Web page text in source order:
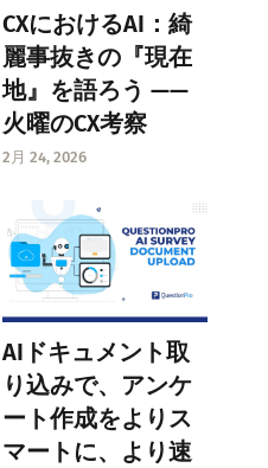
CXにおけるAI：綺
麗事抜きの『現在
地』を語ろう ——
火曜のCX考察
2月 24, 2026
AIドキュメント取
り込みで、アンケ
ート作成をよりス
マートに、より速